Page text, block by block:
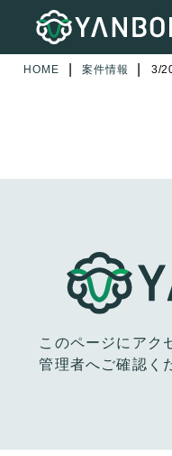
HOME 案件情報
このページにアク
管理者へご確認く